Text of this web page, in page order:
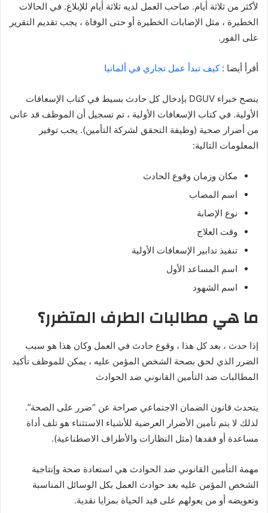
لأكثر من ثلاثة أيام. صاحب العمل لديه ثلاثة أيام للإبلاغ. في الحالات
الخطيرة ، مثل الإصابات الخطيرة أو حتى الوفاة ، يجب تقديم التقرير
على الفور.
أقرأ أيضا :كيف تبدأ عمل تجاري في ألمانيا
ينصح خبراء DGUV بإدخال كل حادث بسيط في كتاب الإسعافات
الأولية. في كتاب الإسعافات الأولية ، تم تسجيل أن الموظف قد عانى
من أضرار صحية (وظيفة التحقق لشركة التأمين). يجب توفير
المعلومات التالية:
مكان وزمان وقوع الحادث
اسم المصاب
نوع الإصابة
وقت العلاج
تنفيذ تدابير الإسعافات الأولية
اسم المساعد الأول
اسم الشهود
ما هي مطالبات الطرف المتضرر؟
إذا حدث ، بعد كل هذا ، وقوع حادث في العمل وكان هذا هو سبب
الضرر الذي لحق بصحة الشخص المؤمن عليه ، يمكن للموظف تأكيد
المطالبات ضد التأمين القانوني ضد الحوادث
يتحدث قانون الضمان الاجتماعي صراحة عن “ضرر على الصحة”.
لذلك لا يتم تأمين الأضرار العرضية للأشياء الاستثناء هو تلف أداة
مساعدة أو فقدها (مثل النظارات والأطراف الاصطناعية).
مهمة التأمين القانوني ضد الحوادث هي استعادة صحة وإنتاجية
الشخص المؤمن عليه بعد حوادث العمل بكل الوسائل المناسبة
وتعويضه أو من يعولهم على قيد الحياة بمزايا نقدية.